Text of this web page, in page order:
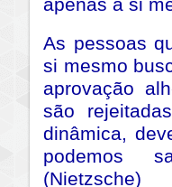
apenas a si
As pessoas
si mesmo
aprovação
são
dinâmica,
podemos
(Nietzsche)